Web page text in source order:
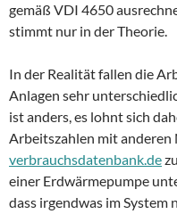
gemäß VDI 4650
stimmt nur in der Theorie.
In der Realität fallen die
Anlagen sehr
ist anders, es lohnt sich
Arbeitszahlen mit anderen
verbrauchsdatenbank.de
einer Erdwärmepumpe
dass irgendwas im